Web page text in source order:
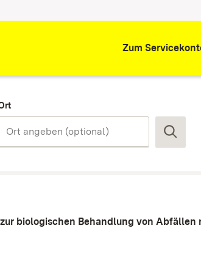
Zum
Suchen
biologischen Behandlung von Abfällen